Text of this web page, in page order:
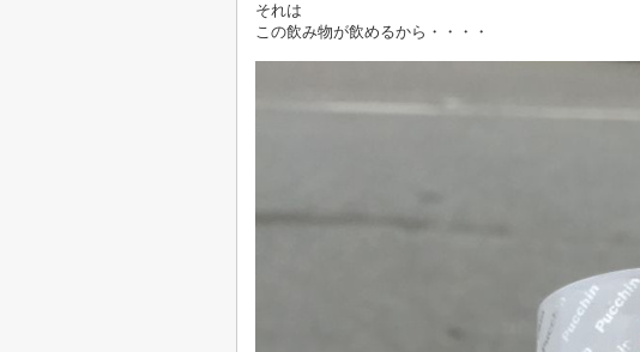
それは
この飲み物が飲めるから・・・・